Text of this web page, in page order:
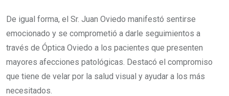
De igual forma, el Sr. Juan Oviedo manifestó sentirse
emocionado y se comprometió a darle seguimientos a
través de Óptica Oviedo a los pacientes que presenten
mayores afecciones patológicas. Destacó el compromiso
que tiene de velar por la salud visual y ayudar a los más
necesitados.